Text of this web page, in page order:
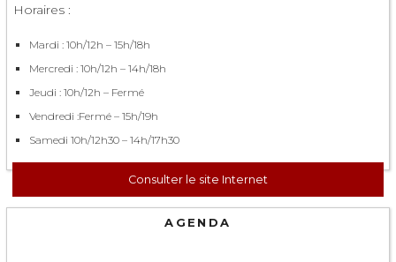
Horaires :
Mardi : 10h/12h – 15h/18h
Mercredi : 10h/12h – 14h/18h
Jeudi : 10h/12h – Fermé
Vendredi :Fermé – 15h/19h
Samedi 10h/12h30 – 14h/17h30
Consulter le site Internet
AGENDA